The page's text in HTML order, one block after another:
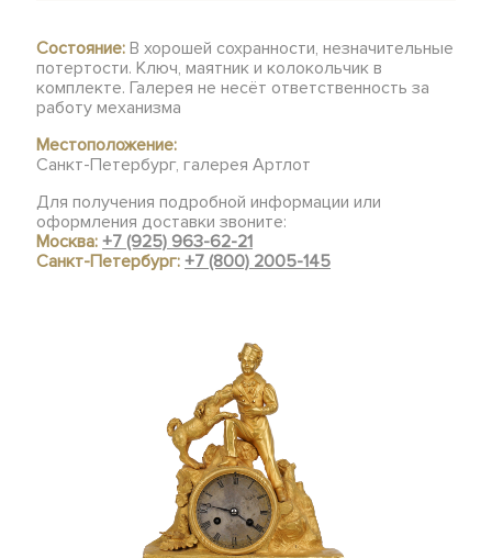
Состояние: В хорошей сохранности, незначительные
потертости. Ключ, маятник и колокольчик в
комплекте. Галерея не несёт ответственность за
работу механизма
Местоположение:
Санкт-Петербург, галерея Артлот
Для получения подробной информации или
оформления доставки звоните:
Москва:+7 (925) 963-62-21
Санкт-Петербург:+7 (800) 2005-145